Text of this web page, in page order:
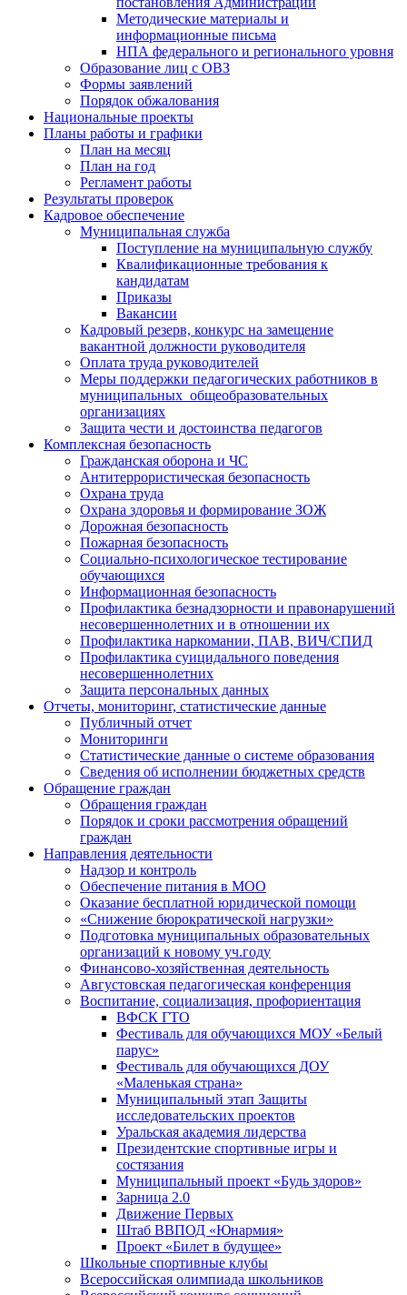
Методические материалы и
информационные письма
НПА федерального и регионального уровня
Образование лиц с ОВЗ
Формы заявлений
Порядок обжалования
Национальные проекты
Планы работы и графики
План на месяц
План на год
Регламент работы
Результаты проверок
Кадровое обеспечение
Муниципальная служба
Поступление на муниципальную службу
Квалификационные требования к
кандидатам
Приказы
Вакансии
Кадровый резерв, конкурс на замещение
вакантной должности руководителя
Оплата труда руководителей
Меры поддержки педагогических работников в
муниципальных общеобразовательных
организациях
Защита чести и достоинства педагогов
Комплексная безопасность
Гражданская оборона и ЧС
Антитеррористическая безопасность
Охрана труда
Охрана здоровья и формирование ЗОЖ
Дорожная безопасность
Пожарная безопасность
Социально-психологическое тестирование
обучающихся
Информационная безопасность
Профилактика безнадзорности и правонарушений
несовершеннолетних и в отношении их
Профилактика наркомании, ПАВ, ВИЧ/СПИД
Профилактика суицидального поведения
несовершеннолетних
Защита персональных данных
Отчеты, мониторинг, статистические данные
Публичный отчет
Мониторинги
Статистические данные о системе образования
Сведения об исполнении бюджетных средств
Обращение граждан
Обращения граждан
Порядок и сроки рассмотрения обращений
граждан
Направления деятельности
Надзор и контроль
Обеспечение питания в МОО
Оказание бесплатной юридической помощи
«Снижение бюрократической нагрузки»
Подготовка муниципальных образовательных
организаций к новому уч.году
Финансово-хозяйственная деятельность
Августовская педагогическая конференция
Воспитание, социализация, профориентация
ВФСК ГТО
Фестиваль для обучающихся МОУ «Белый
парус»
Фестиваль для обучающихся ДОУ
«Маленькая страна»
Муниципальный этап Защиты
исследовательских проектов
Уральская академия лидерства
Президентские спортивные игры и
состязания
Муниципальный проект «Будь здоров»
Зарница 2.0
Движение Первых
Штаб ВВПОД «Юнармия»
Проект «Билет в будущее»
Школьные спортивные клубы
Всероссийская олимпиада школьников